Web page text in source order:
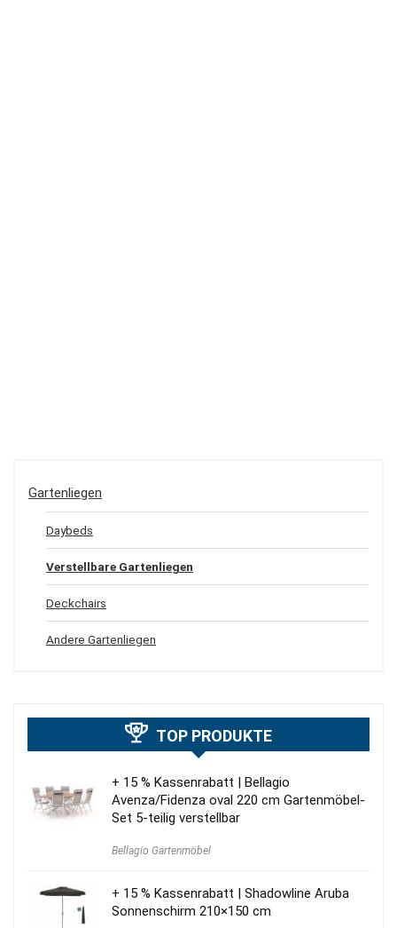
Gartenliegen
Daybeds
Verstellbare Gartenliegen
Deckchairs
Andere Gartenliegen
TOP PRODUKTE
+ 15 % Kassenrabatt | Bellagio
Avenza/Fidenza oval 220 cm Gartenmöbel-
Set 5-teilig verstellbar
Bellagio Gartenmöbel
+ 15 % Kassenrabatt | Shadowline Aruba
Sonnenschirm 210×150 cm